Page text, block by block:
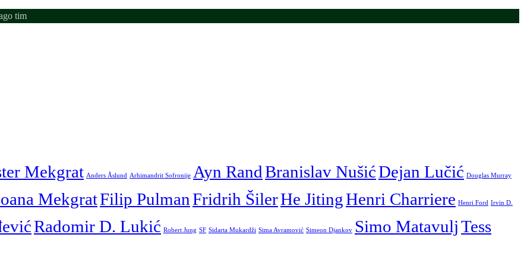
tim
Mekgrat Anders Åslund Arhimandrit Sofronije Ayn RandBranislav NušićDejan Lučić Douglas Murray
MekgratFilip PulmanFridrih ŠilerHe JitingHenri Charriere Henri Ford Irvin D.
Radomir D. Lukić Robert Jung SF Sidarta Mukardži Sima Avramović Simeon Djankov Simo MatavuljTess